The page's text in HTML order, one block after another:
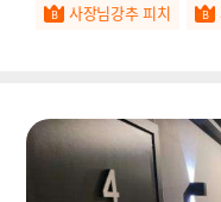
사장님강추 피치